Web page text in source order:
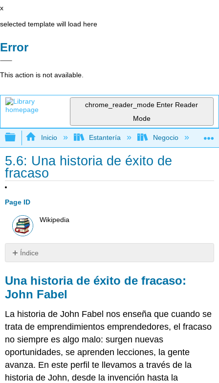
x
selected template will load here
Error
This action is not available.
chrome_reader_mode Enter Reader
Mode
Expandir/contraer jerarquía global
Inicio Estantería Negocio
5.6: Una historia de éxito de
fracaso
Page ID
Wikipedia
Índice
historia
de
éxito
fracaso:
John
Fabel
Una historia de éxito de fracaso:
John Fabel
La historia de John Fabel nos enseña que cuando se
trata de emprendimientos emprendedores, el fracaso
no siempre es algo malo: surgen nuevas
oportunidades, se aprenden lecciones, la gente
avanza. En este perfil te llevamos a través de la
historia de John, desde la invención hasta la